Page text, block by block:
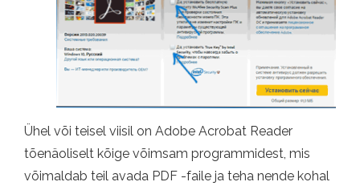
Ühel või teisel viisil on Adobe Acrobat Reader
tõenäoliselt kõige võimsam programmidest, mis
võimaldab teil avada PDF -faile ja teha nende kohal